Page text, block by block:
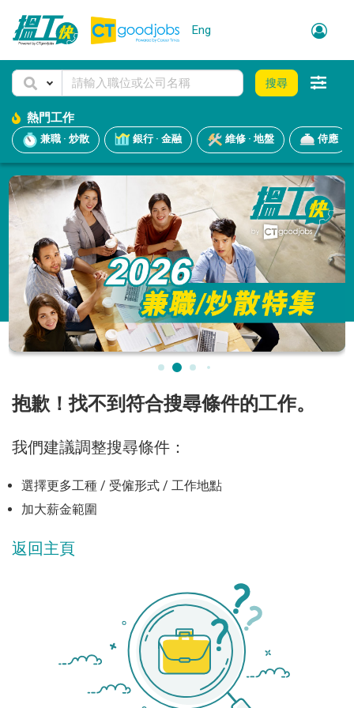
Eng
搜尋
熱門工作
兼職 · 炒散 銀行 · 金融 維修 · 地盤 侍應
抱歉！找不到符合搜尋條件的工作。
我們建議調整搜尋條件：
選擇更多工種 / 受僱形式 / 工作地點
加大薪金範圍
返回主頁